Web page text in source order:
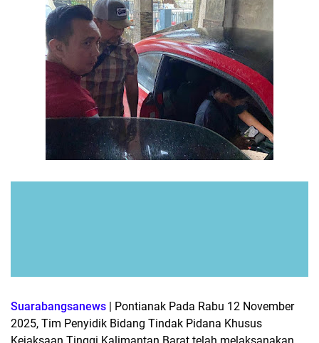
Diduga Akibat Panas Ekstrem, Tangkos Sawit Menggunung
di PT BPG Terbakar, Warga: Sudah Lama Kami Ingatkan
PRABOWONOMICS: Karya dan Penghargaan Prabowo,
Bukti Pengabdian untuk Bangsa
Herman Hofi: Penyidik Jangan Memaksakan Konstruksi
Hukum Sebelum Ada Audit Kerugian Negara yang Sah
Herman Hofi: Sosialisasi Antikorupsi Pemkot Pontianak
Layak Diapresiasi, Jangan Berhenti pada Edukasi
Suarabangsanews | Pontianak Pada Rabu 12 November
2025, Tim Penyidik Bidang Tindak Pidana Khusus